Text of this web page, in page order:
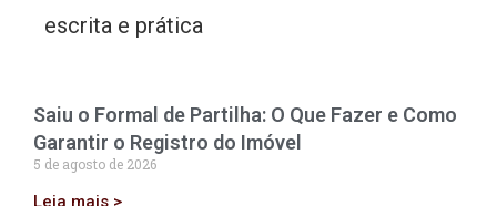
escrita e prática
Saiu o Formal de Partilha: O Que Fazer e Como
Garantir o Registro do Imóvel
5 de agosto de 2026
Leia mais >